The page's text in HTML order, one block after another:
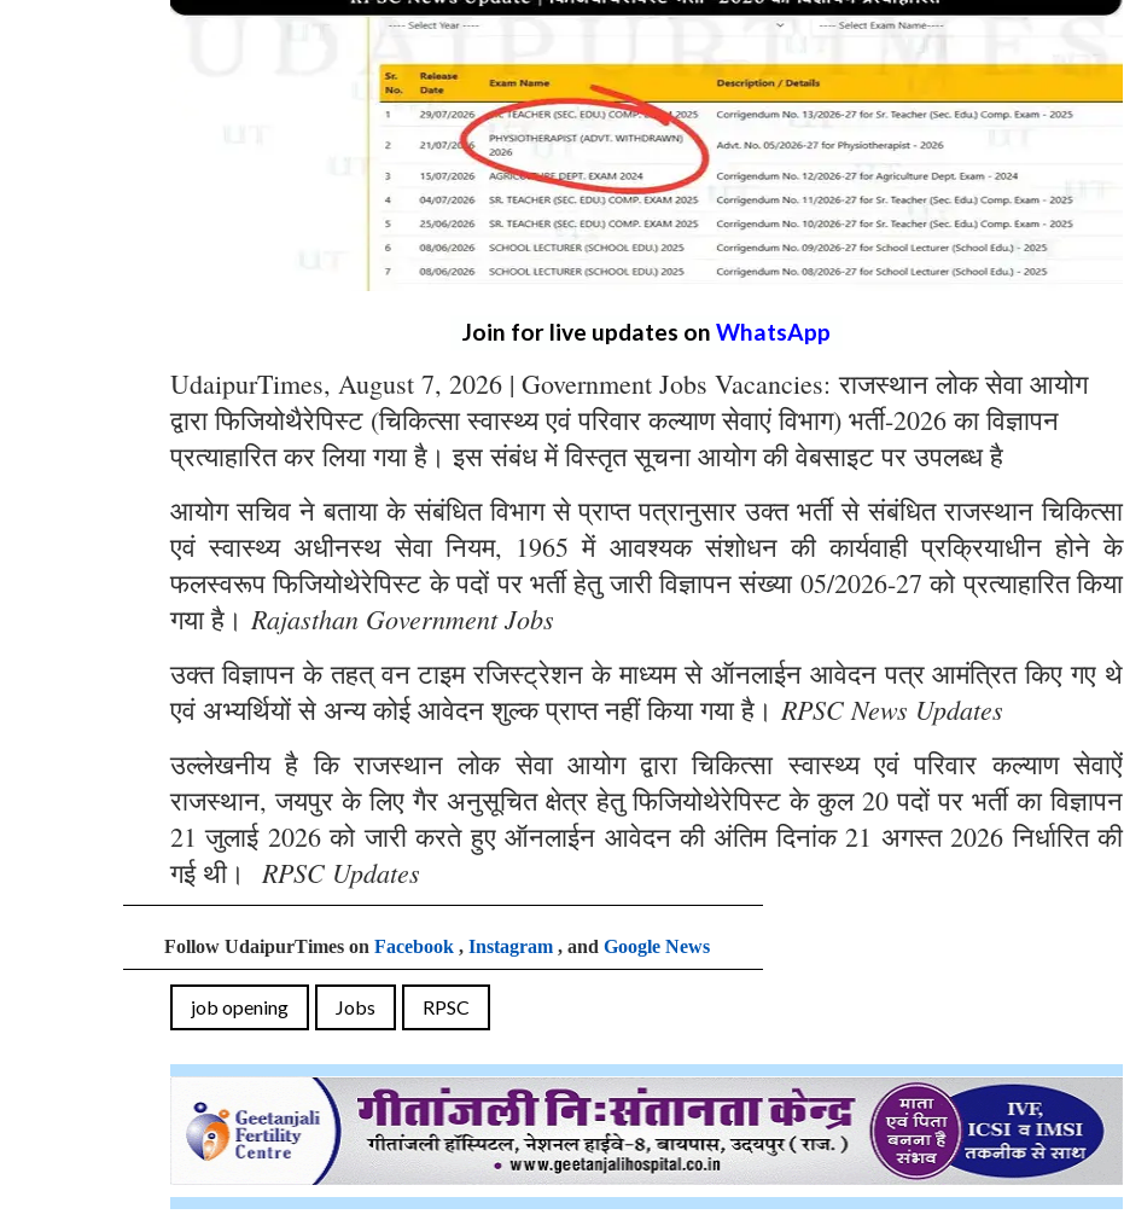
Join for live updates on WhatsApp
UdaipurTimes, August 7, 2026 | Government Jobs Vacancies: राजस्थान लोक सेवा आयोग
द्वारा फिजियोथैरेपिस्ट (चिकित्सा स्वास्थ्य एवं परिवार कल्याण सेवाएं विभाग) भर्ती-2026 का विज्ञापन
प्रत्याहारित कर लिया गया है। इस संबंध में विस्तृत सूचना आयोग की वेबसाइट पर उपलब्ध है
आयोग सचिव ने बताया के संबंधित विभाग से प्राप्त पत्रानुसार उक्त भर्ती से संबंधित राजस्थान चिकित्सा
एवं स्वास्थ्य अधीनस्थ सेवा नियम, 1965 में आवश्यक संशोधन की कार्यवाही प्रक्रियाधीन होने के
फलस्वरूप फिजियोथेरेपिस्ट के पदों पर भर्ती हेतु जारी विज्ञापन संख्या 05/2026-27 को प्रत्याहारित किया
गया है। Rajasthan Government Jobs
उक्त विज्ञापन के तहत् वन टाइम रजिस्ट्रेशन के माध्यम से ऑनलाईन आवेदन पत्र आमंत्रित किए गए थे
एवं अभ्यर्थियों से अन्य कोई आवेदन शुल्क प्राप्त नहीं किया गया है। RPSC News Updates
उल्लेखनीय है कि राजस्थान लोक सेवा आयोग द्वारा चिकित्सा स्वास्थ्य एवं परिवार कल्याण सेवाऐं
राजस्थान, जयपुर के लिए गैर अनुसूचित क्षेत्र हेतु फिजियोथेरेपिस्ट के कुल 20 पदों पर भर्ती का विज्ञापन
21 जुलाई 2026 को जारी करते हुए ऑनलाईन आवेदन की अंतिम दिनांक 21 अगस्त 2026 निर्धारित की
गई थी। RPSC Updates
Follow UdaipurTimes on Facebook , Instagram , and Google News
job opening Jobs RPSC